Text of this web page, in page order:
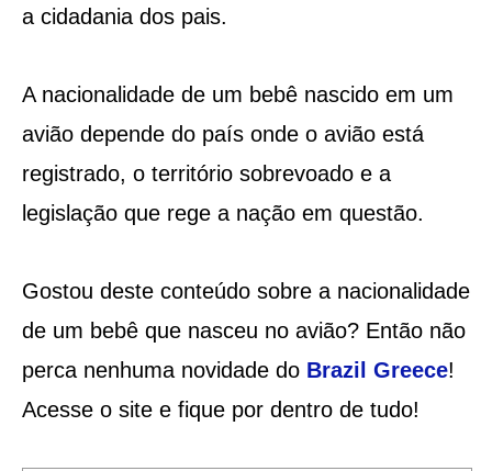
a cidadania dos pais.
A nacionalidade de um bebê nascido em um
avião depende do país onde o avião está
registrado, o território sobrevoado e a
legislação que rege a nação em questão.
Gostou deste conteúdo sobre a nacionalidade
de um bebê que nasceu no avião? Então não
perca nenhuma novidade do Brazil Greece!
Acesse o site e fique por dentro de tudo!